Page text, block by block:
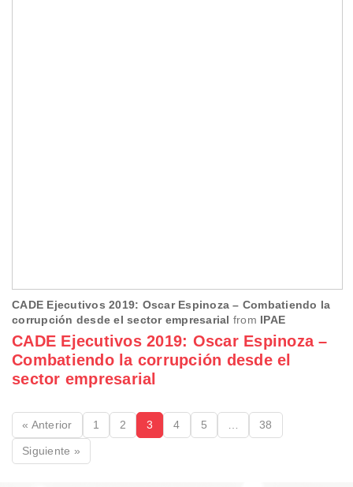
CADE Ejecutivos 2019: Oscar Espinoza – Combatiendo la
corrupción desde el sector empresarial from IPAE
CADE Ejecutivos 2019: Oscar Espinoza –
Combatiendo la corrupción desde el
sector empresarial
« Anterior 1 2 3 4 5 38
Siguiente »